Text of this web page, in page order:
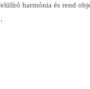
harmónia és rend